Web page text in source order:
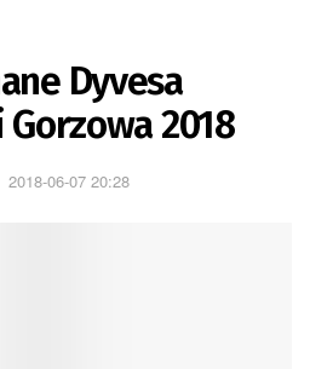
Dyvesa
Gorzowa 2018
2018-06-07 20:28